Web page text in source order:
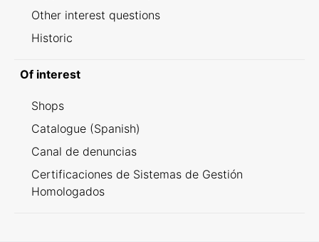
Other interest questions
Historic
Of interest
Shops
Catalogue (Spanish)
Canal de denuncias
Certificaciones de Sistemas de Gestión
Homologados